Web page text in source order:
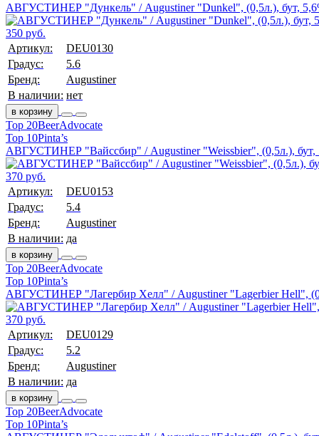
АВГУСТИНЕР "Дункель" / Augustiner "Dunkel", (0,5л.), бут,
350 руб.
Артикул:
DEU0130
Градус:
5.6
Бренд:
Augustiner
В наличии: нет
в корзину
Top 20BeerAdvocate
Top 10Pinta’s
АВГУСТИНЕР "Вайссбир" / Augustiner "Weissbier", (0,5л.), бут,
370 руб.
Артикул:
DEU0153
Градус:
5.4
Бренд:
Augustiner
В наличии: да
в корзину
Top 20BeerAdvocate
Top 10Pinta’s
АВГУСТИНЕР "Лагербир Хелл" / Augustiner "Lagerbier Hell",
370 руб.
Артикул:
DEU0129
Градус:
5.2
Бренд:
Augustiner
В наличии: да
в корзину
Top 20BeerAdvocate
Top 10Pinta’s